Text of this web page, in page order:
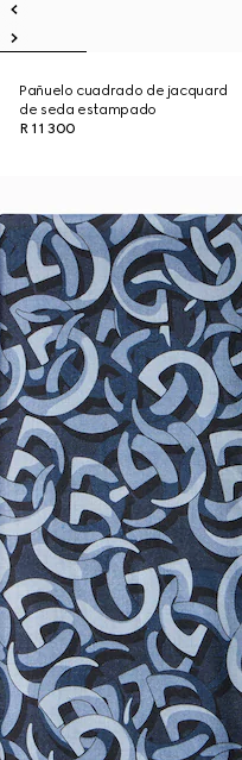
Pañuelo cuadrado de jacquard
de seda estampado
R 11 300